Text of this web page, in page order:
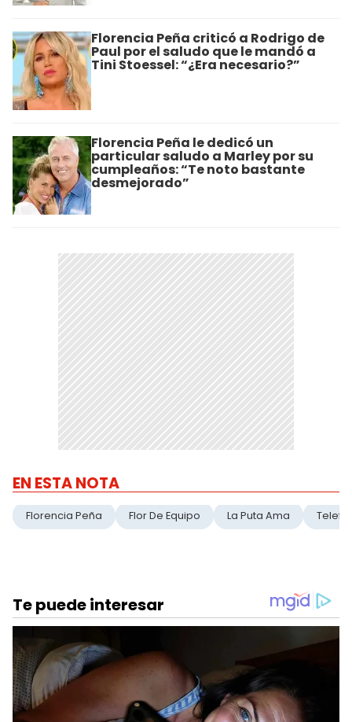
Florencia Peña criticó a Rodrigo de
Paul por el saludo que le mandó a
Tini Stoessel: “¿Era necesario?”
Florencia Peña le dedicó un
particular saludo a Marley por su
cumpleaños: “Te noto bastante
desmejorado”
EN ESTA NOTA
Florencia Peña Flor De Equipo La Puta Ama Telefe